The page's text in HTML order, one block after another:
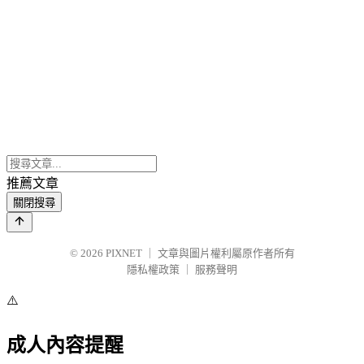
推薦文章
關閉搜尋
© 2026 PIXNET
文章與圖片權利屬原作者所有
隱私權政策
服務聲明
⚠️
成人內容提醒